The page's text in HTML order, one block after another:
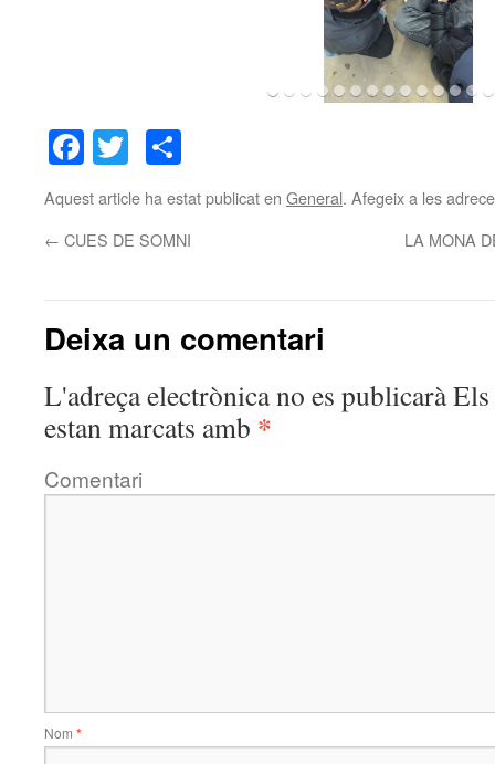
Facebook
Twitter
Aquest article ha estat publicat en General. Afegeix a les
← CUES DE SOMNI LA MONA
Deixa un comentari
L'adreça electrònica no es publicaràEls
estan marcats amb *
Comentari
Nom *